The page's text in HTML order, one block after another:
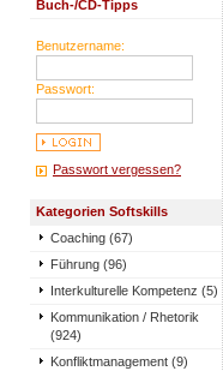
Buch-/CD-Tipps
Benutzername:
Passwort:
Passwort vergessen?
Kategorien Softskills
Coaching (67)
Führung (96)
Interkulturelle Kompetenz (5)
Kommunikation / Rhetorik
(924)
Konfliktmanagement (9)